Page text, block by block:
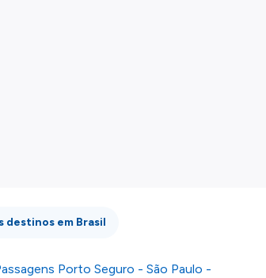
destinos em Brasil
Porto Seguro - São Paulo -